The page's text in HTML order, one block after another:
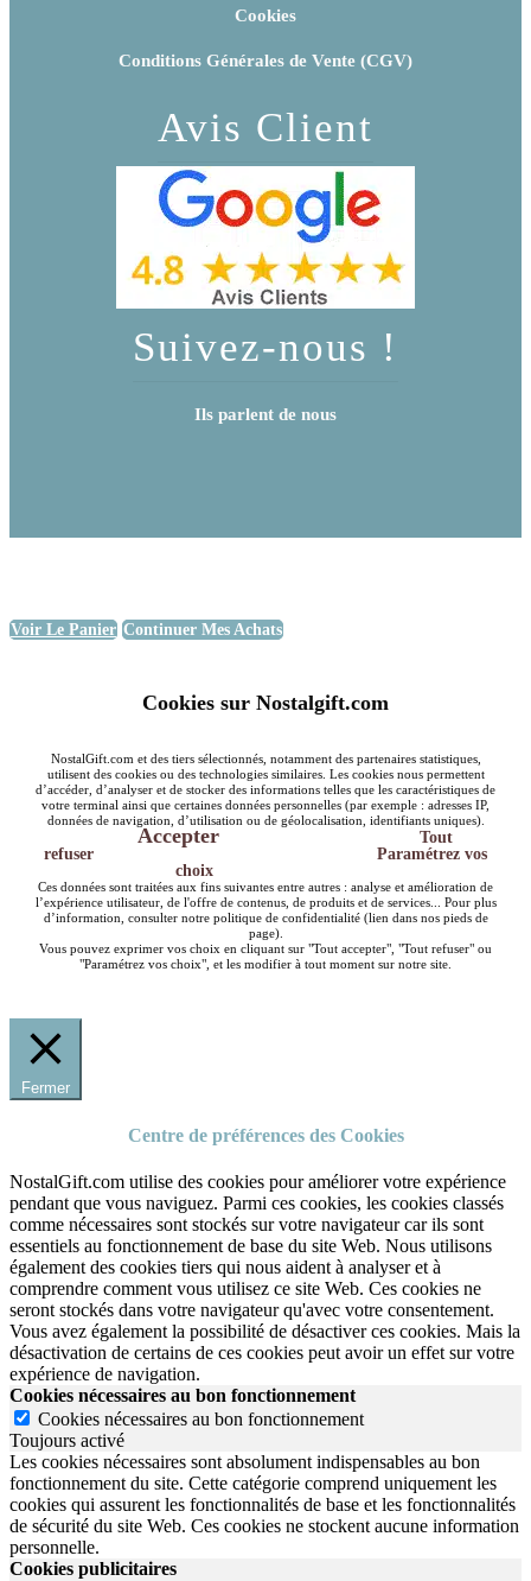
Cookies
Conditions Générales de Vente (CGV)
Avis Client
Suivez-nous !
Ils parlent de nous
Voir Le Panier Continuer Mes Achats
Cookies sur Nostalgift.com
NostalGift.com et des tiers sélectionnés, notamment des partenaires statistiques,
utilisent des cookies ou des technologies similaires. Les cookies nous permettent
d’accéder, d’analyser et de stocker des informations telles que les caractéristiques de
votre terminal ainsi que certaines données personnelles (par exemple : adresses IP,
données de navigation, d’utilisation ou de géolocalisation, identifiants uniques).
Accepter
Tout
refuser
Paramétrez vos
choix
Ces données sont traitées aux fins suivantes entre autres : analyse et amélioration de
l’expérience utilisateur, de l'offre de contenus, de produits et de services... Pour plus
d’information, consulter notre politique de confidentialité (lien dans nos pieds de
page).
Vous pouvez exprimer vos choix en cliquant sur "Tout accepter", "Tout refuser" ou
"Paramétrez vos choix", et les modifier à tout moment sur notre site.
Fermer
Centre de préférences des Cookies
NostalGift.com utilise des cookies pour améliorer votre expérience
pendant que vous naviguez. Parmi ces cookies, les cookies classés
comme nécessaires sont stockés sur votre navigateur car ils sont
essentiels au fonctionnement de base du site Web. Nous utilisons
également des cookies tiers qui nous aident à analyser et à
comprendre comment vous utilisez ce site Web. Ces cookies ne
seront stockés dans votre navigateur qu'avec votre consentement.
Vous avez également la possibilité de désactiver ces cookies. Mais la
désactivation de certains de ces cookies peut avoir un effet sur votre
expérience de navigation.
Cookies nécessaires au bon fonctionnement
Cookies nécessaires au bon fonctionnement
Toujours activé
Les cookies nécessaires sont absolument indispensables au bon
fonctionnement du site. Cette catégorie comprend uniquement les
cookies qui assurent les fonctionnalités de base et les fonctionnalités
de sécurité du site Web. Ces cookies ne stockent aucune information
personnelle.
Cookies publicitaires